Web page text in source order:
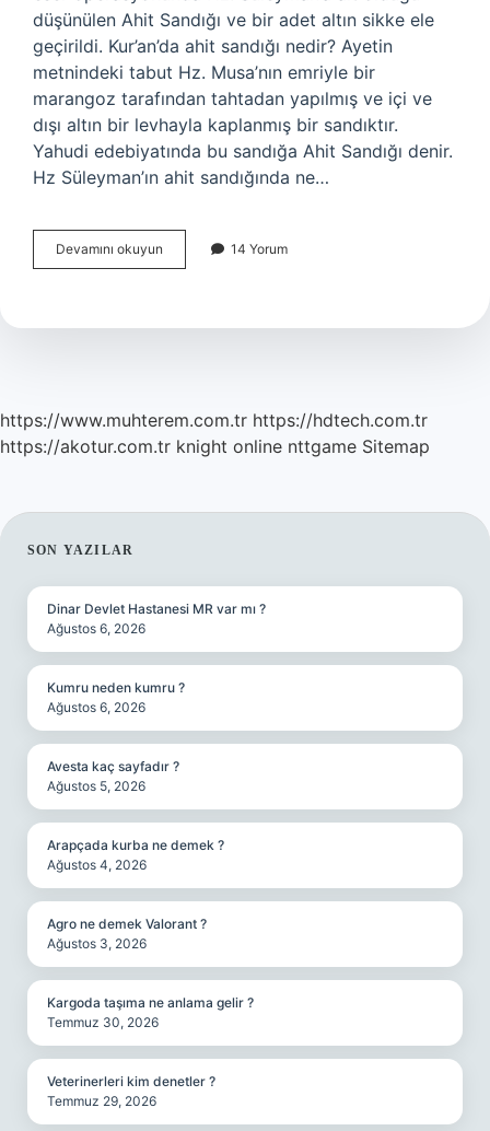
düşünülen Ahit Sandığı ve bir adet altın sikke ele
geçirildi. Kur’an’da ahit sandığı nedir? Ayetin
metnindeki tabut Hz. Musa’nın emriyle bir
marangoz tarafından tahtadan yapılmış ve içi ve
dışı altın bir levhayla kaplanmış bir sandıktır.
Yahudi edebiyatında bu sandığa Ahit Sandığı denir.
Hz Süleyman’ın ahit sandığında ne…
Devamını okuyun
Sandığını
14 Yorum
https://www.muhterem.com.tr https://hdtech.com.tr
https://akotur.com.tr knight online nttgame Sitemap
SIDEBAR
SON YAZILAR
Dinar Devlet Hastanesi MR var mı ?
Ağustos 6, 2026
Kumru neden kumru ?
Ağustos 6, 2026
Avesta kaç sayfadır ?
Ağustos 5, 2026
Arapçada kurba ne demek ?
Ağustos 4, 2026
Agro ne demek Valorant ?
Ağustos 3, 2026
Kargoda taşıma ne anlama gelir ?
Temmuz 30, 2026
Veterinerleri kim denetler ?
Temmuz 29, 2026